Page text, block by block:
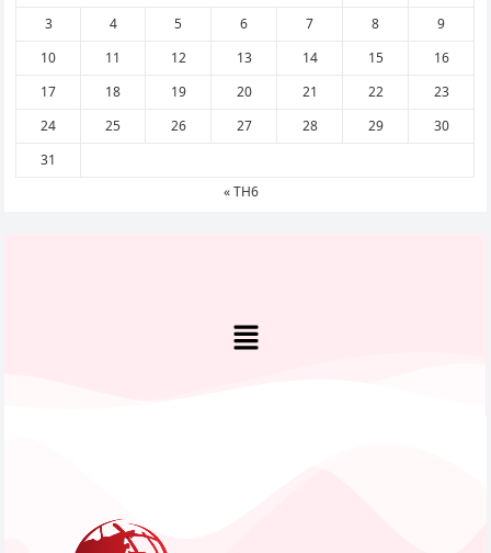
3
4 5 6 7 8
9
10
11 12 13 14 15
16
17
18 19 20 21 22
23
24
25 26 27 28 29
30
31
« TH6